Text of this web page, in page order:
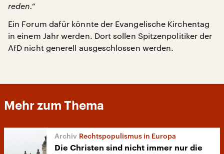
reden.“
Ein Forum dafür könnte der Evangelische Kirchentag
in einem Jahr werden. Dort sollen Spitzenpolitiker der
AfD nicht generell ausgeschlossen werden.
Mehr zum Thema
Rechtspopulismus in Europa
Die Christen sind nicht immer nur die